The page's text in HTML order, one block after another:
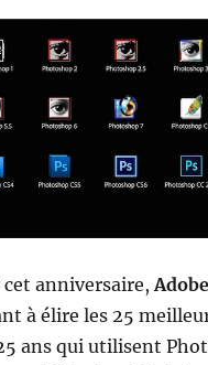
cet anniversaire,
à élire les 25
ans qui utilisent